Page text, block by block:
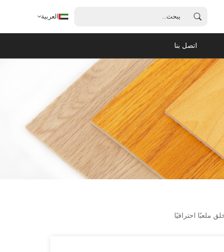
العربية
العربية
français
español
português
اتصل بنا